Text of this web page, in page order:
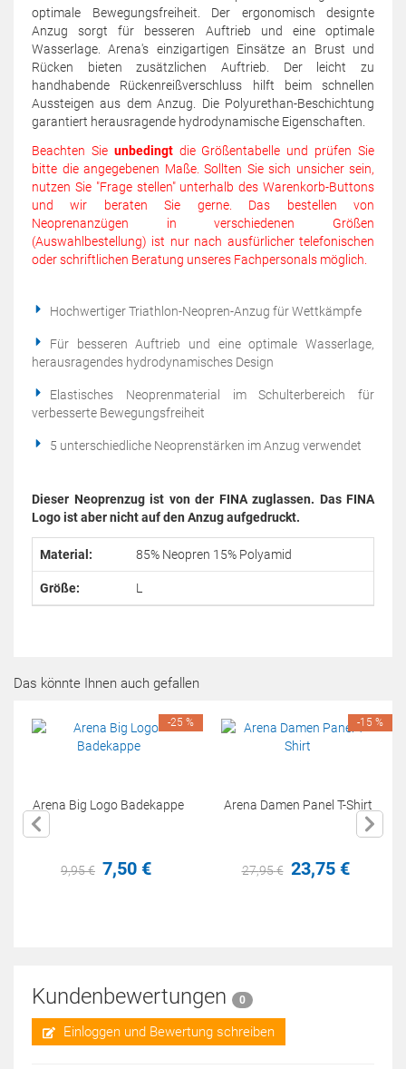
optimale Bewegungsfreiheit. Der ergonomisch designte
Anzug sorgt für besseren Auftrieb und eine optimale
Wasserlage. Arena's einzigartigen Einsätze an Brust und
Rücken bieten zusätzlichen Auftrieb. Der leicht zu
handhabende Rückenreißverschluss hilft beim schnellen
Aussteigen aus dem Anzug. Die Polyurethan-Beschichtung
garantiert herausragende hydrodynamische Eigenschaften.
Beachten Sie unbedingtdie Größentabelle und prüfen Sie
bitte die angegebenen Maße. Sollten Sie sich unsicher sein,
nutzen Sie "Frage stellen" unterhalb des Warenkorb-Buttons
und wir beraten Sie gerne. Das bestellen von
Neoprenanzügen in verschiedenen Größen
(Auswahlbestellung) ist nur nach ausfürlicher telefonischen
oder schriftlichen Beratung unseres Fachpersonals möglich.
Hochwertiger Triathlon-Neopren-Anzug für Wettkämpfe
Für besseren Auftrieb und eine optimale Wasserlage,
herausragendes hydrodynamisches Design
Elastisches Neoprenmaterial im Schulterbereich für
verbesserte Bewegungsfreiheit
5 unterschiedliche Neoprenstärken im Anzug verwendet
Dieser Neoprenzug ist von der FINA zuglassen. Das FINA
Logo ist aber nicht auf den Anzug aufgedruckt.
Material: 85% Neopren 15% Polyamid
Größe: L
Das könnte Ihnen auch gefallen
Arena Big Logo Badekappe
9,95€ 7,50 €
-25 %
Arena Damen Panel T-Shirt
27,95€ 23,75 €
-15 %
Kundenbewertungen 0
Einloggen und Bewertung schreiben